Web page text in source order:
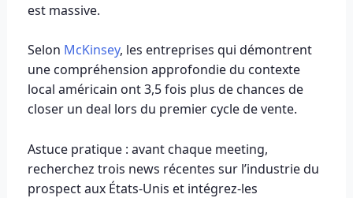
est massive.
Selon McKinsey, les entreprises qui démontrent
une compréhension approfondie du contexte
local américain ont 3,5 fois plus de chances de
closer un deal lors du premier cycle de vente.
Astuce pratique : avant chaque meeting,
recherchez trois news récentes sur l’industrie du
prospect aux États-Unis et intégrez-les